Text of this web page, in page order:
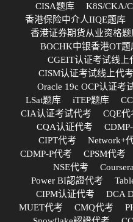
CISA题库
K8S/CKA/
香港保险中介人IIQE题库
香港证券期货从业资格题
BOCHK中银香港OT题
CGEIT认证考试线上
CISM认证考试线上代考
Oracle 19c OCP认证考
LSat题库
iTEP题库
CIA认证考试代考
CQE代
CQA认证代考
CIPT代考
Network+
CDMP-P代考
CPSM代考
NSE代考
Power BI認證代考
CIPM认证代考
DCA
MUET代考
CMQ代考